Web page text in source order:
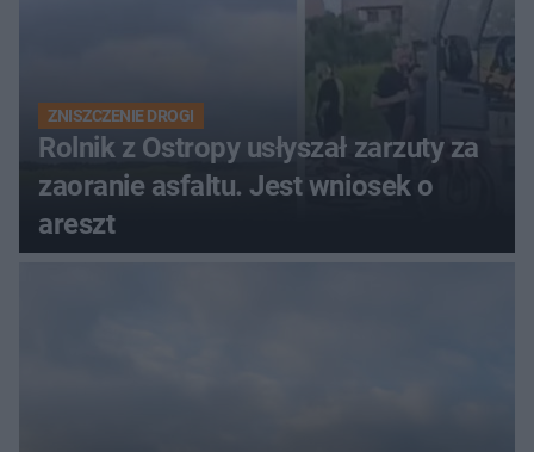
ZNISZCZENIE DROGI
Rolnik z Ostropy usłyszał zarzuty za
zaoranie asfaltu. Jest wniosek o
areszt